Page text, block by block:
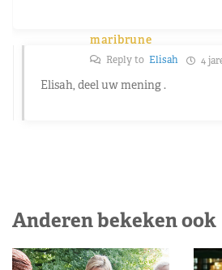
maribrune
Reply to Elisah 4
Elisah, deel uw mening .
Anderen bekeken ook